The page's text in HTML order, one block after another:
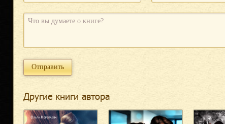
Другие книги автора